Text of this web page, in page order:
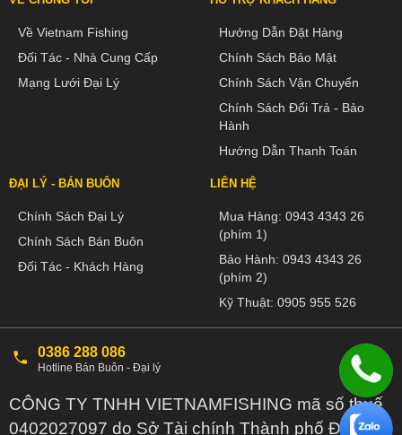
Về Vietnam Fishing
Đối Tác - Nhà Cung Cấp
Mạng Lưới Đại Lý
Hướng Dẫn Đặt Hàng
Chính Sách Bảo Mật
Chính Sách Vận Chuyển
Chính Sách Đổi Trả - Bảo
Hành
Hướng Dẫn Thanh Toán
ĐẠI LÝ - BÁN BUÔN
Chính Sách Đại Lý
Chính Sách Bán Buôn
Đối Tác - Khách Hàng
LIÊN HỆ
Mua Hàng: 0943 4343 26
(phím 1)
Bảo Hành: 0943 4343 26
(phím 2)
Kỹ Thuật: 0905 955 526
0386 288 086
Hotline Bán Buôn - Đại lý
CÔNG TY TNHH VIETNAMFISHING mã số thuế
0402027097 do Sở Tài chính Thành phố Đà